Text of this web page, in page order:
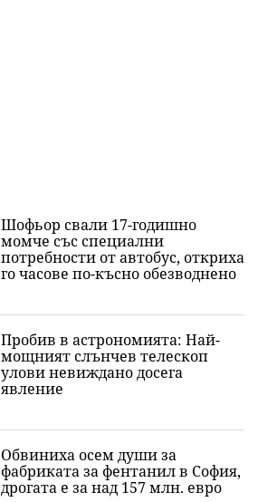
Шофьор свали 17-годишно
момче със специални
потребности от автобус, откриха
го часове по-късно обезводнено
Пробив в астрономията: Най-
мощният слънчев телескоп
улови невиждано досега
явление
Обвиниха осем души за
фабриката за фентанил в София,
дрогата е за над 157 млн. евро